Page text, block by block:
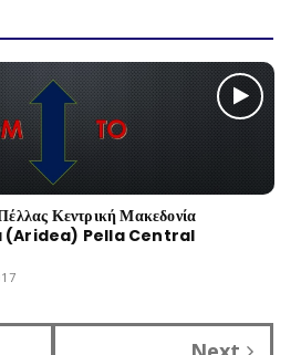
Κεντρική Μακεδονία
Pella Central